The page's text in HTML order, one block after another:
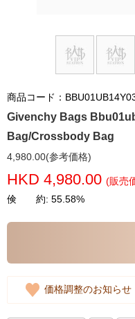
商品コード：
Givenchy Bags
Bag/Crossbody Bag
4,980.00(参考価格)
HKD 4,980.00 (販売
倹 約: 55.58%
価格調整のお知らせ